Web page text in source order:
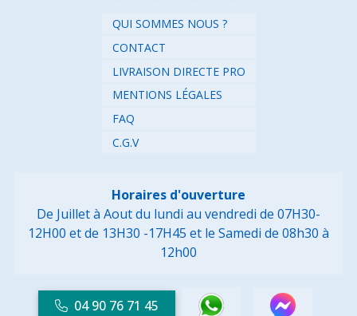
QUI SOMMES NOUS ?
CONTACT
LIVRAISON DIRECTE PRO
MENTIONS LÉGALES
FAQ
C.G.V
Horaires d'ouverture
De Juillet à Aout du lundi au vendredi de 07H30-
12H00 et de 13H30 -17H45 et le Samedi de 08h30 à
12h00
04 90 76 71 45